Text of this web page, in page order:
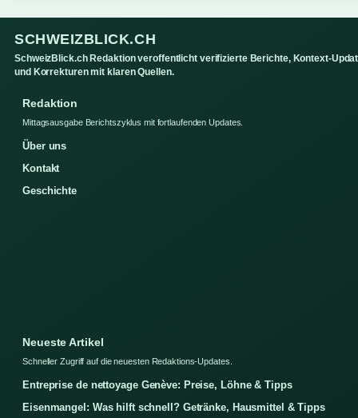
SCHWEIZBLICK.CH
SchweizBlick.ch Redaktion veroffentlicht verifizierte Berichte, Kontext-
und Korrekturen mit klaren Quellen.
Redaktion
Mittagsausgabe Berichtszyklus mit fortlaufenden Updates.
Über uns
Kontakt
Geschichte
Neueste Artikel
Schneller Zugriff auf die neuesten Redaktions-Updates.
Entreprise de nettoyage Genève: Preise, Löhne & Tipps
Eisenmangel: Was hilft schnell? Getränke, Hausmittel & Tipps